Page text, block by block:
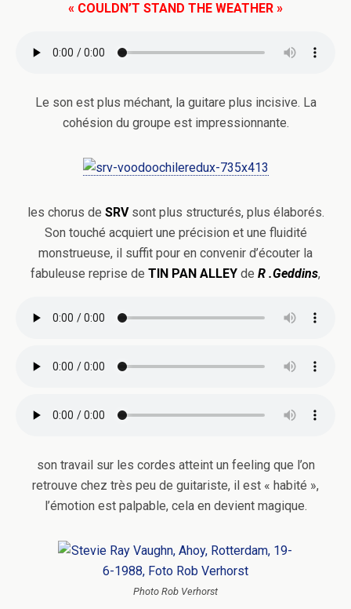
« COULDN’T STAND THE WEATHER »
Le son est plus méchant, la guitare plus incisive. La
cohésion du groupe est impressionnante.
les chorus de SRV sont plus structurés, plus élaborés.
Son touché acquiert une précision et une fluidité
monstrueuse, il suffit pour en convenir d’écouter la
fabuleuse reprise de TIN PAN ALLEY de R .Geddins,
son travail sur les cordes atteint un feeling que l’on
retrouve chez très peu de guitariste, il est « habité »,
l’émotion est palpable, cela en devient magique.
Photo Rob Verhorst